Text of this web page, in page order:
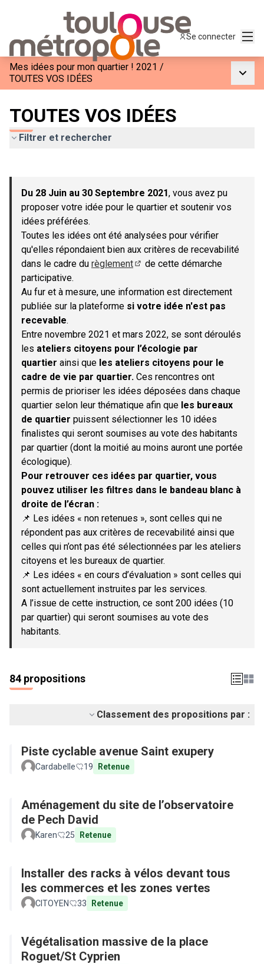
Se connecter
Mes idées pour mon quartier ! 2021 /
TOUTES VOS IDÉES
TOUTES VOS IDÉES
Filtrer et rechercher
−
Du 28 Juin au 30 Septembre 2021, vous avez pu
proposer votre idée pour le quartier et soutenir vos
idées préférées.
Toutes les idées ont été analysées pour vérifier
qu'elles répondaient bien aux critères de recevabilité
dans le cadre du règlement
de cette démarche
participative.
Au fur et à mesure, une information est directement
publiée sur la plateforme si votre idée n'est pas
recevable.
Entre novembre 2021 et mars 2022, se sont déroulés
les ateliers citoyens pour l’écologie par
quartier ainsi que les ateliers citoyens pour le
cadre de vie par quartier. Ces rencontres ont
permis de prioriser les idées déposées dans chaque
quartier selon leur thématique afin que les bureaux
de quartier puissent sélectionner les 10 idées
finalistes qui seront soumises au vote des habitants
par quartier (dont la moitié au moins auront une portée
écologique).
Pour retrouver ces idées par quartier, vous
pouvez utiliser les filtres dans le bandeau blanc à
droite de l’écran :
📌 Les idées « non retenues », sont celles qui ne
répondent pas aux critères de recevabilité ainsi que
celles qui n’ont pas été sélectionnées par les ateliers
citoyens et les bureaux de quartier.
📌 Les idées « en cours d’évaluation » sont celles qui
sont actuellement instruites par les services.
A l’issue de cette instruction, ce sont 200 idées (10
par quartier) qui seront soumises au vote des
habitants.
84 propositions
Classement des propositions par :
Piste cyclable avenue Saint exupery
Cardabelle 19 Retenue
Aménagement du site de l’observatoire
de Pech David
Karen 25 Retenue
Installer des racks à vélos devant tous
les commerces et les zones vertes
CITOYEN 33 Retenue
Végétalisation massive de la place
Roguet/St Cyprien